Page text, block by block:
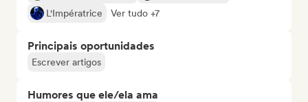
L'Impératrice
Ver tudo +7
Principais oportunidades
Escrever artigos
Humores que ele/ela ama